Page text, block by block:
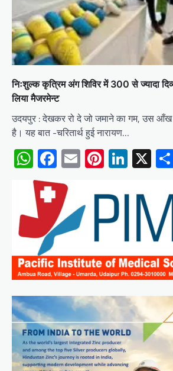
निःशुल्क कृत्रिम अंग शिविर में 300 से ज्यादा
लिया मैजरमेन्ट
उदयपुर : देखकर रो दे जो जमाने का गम, उस आँख
है। यह बात -चरितार्थ हुई नारायण…
WhatsApp
Facebook
Email X